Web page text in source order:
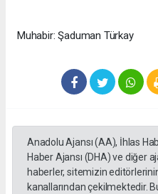
Muhabir: Şaduman Türkay
Anadolu Ajansı (AA), İhlas
Haber Ajansı (DHA) ve diğer
haberler, sitemizin
kanallarından çekilmektedir.